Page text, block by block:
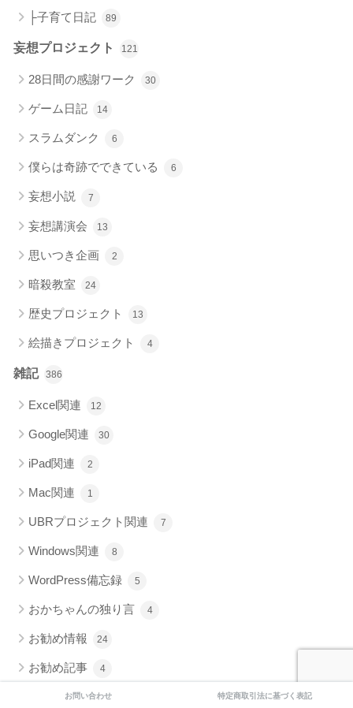
├子育て日記 89
妄想プロジェクト 121
28日間の感謝ワーク 30
ゲーム日記 14
スラムダンク 6
僕らは奇跡でできている 6
妄想小説 7
妄想講演会 13
思いつき企画 2
暗殺教室 24
歴史プロジェクト 13
絵描きプロジェクト 4
雑記 386
Excel関連 12
Google関連 30
iPad関連 2
Mac関連 1
UBRプロジェクト関連 7
Windows関連 8
WordPress備忘録 5
おかちゃんの独り言 4
お勧め情報 24
お勧め記事 4
ネット関連 18
お問い合わせ 特定商取引法に基づく表記